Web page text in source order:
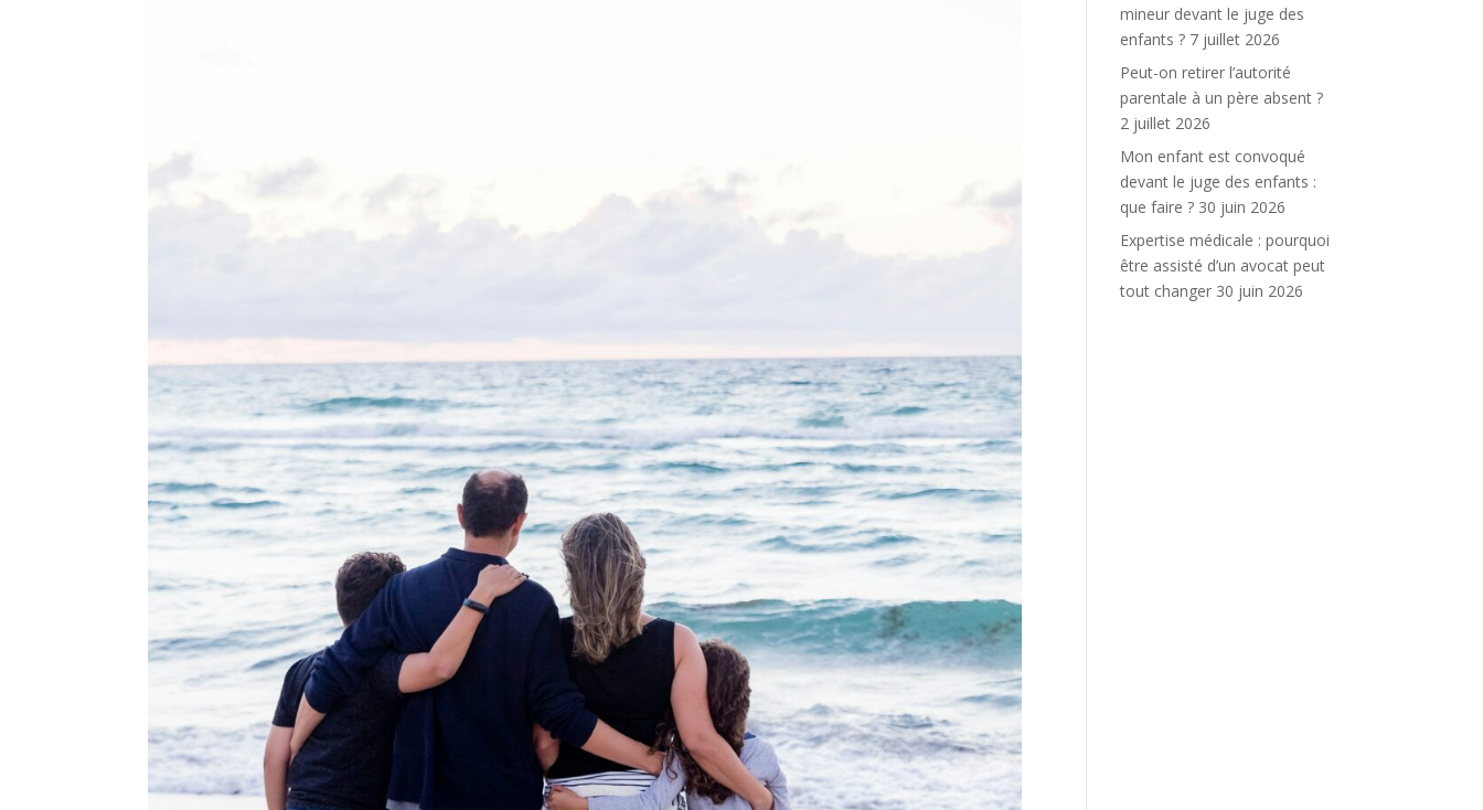
mineur devant le juge des
enfants ? 7 juillet 2026
Peut-on retirer l’autorité
parentale à un père absent ?
2 juillet 2026
Mon enfant est convoqué
devant le juge des enfants :
que faire ? 30 juin 2026
Expertise médicale : pourquoi
être assisté d’un avocat peut
tout changer 30 juin 2026